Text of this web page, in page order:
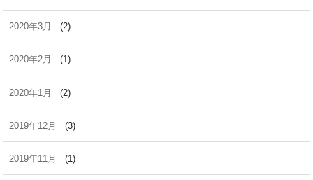
2020年3月 (2)
2020年2月 (1)
2020年1月 (2)
2019年12月 (3)
2019年11月 (1)